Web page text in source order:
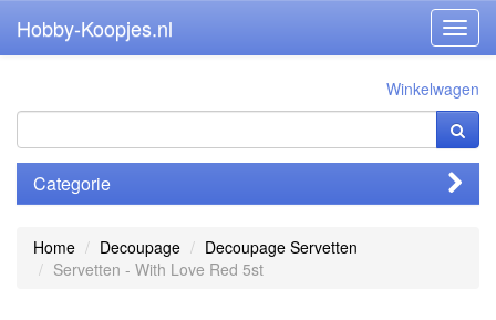
Hobby-Koopjes.nl
Winkelwagen
Categorie
Home Decoupage
Decoupage Servetten
Servetten - With Love Red 5st